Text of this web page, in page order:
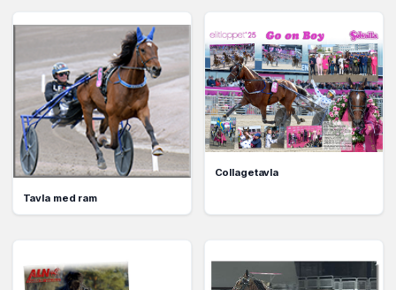
Tavla med ram
Collagetavla